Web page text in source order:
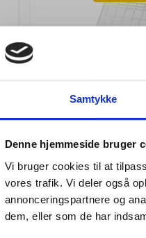
Samtykke
Denne hjemmeside bruger
Vi bruger cookies til at
vores trafik. Vi deler også
annonceringspartnere og
dem, eller som de har
100263
Brochureholder
A4 1 bakke
stående
Standard salgspris Kr.
FraKr. 59,94/